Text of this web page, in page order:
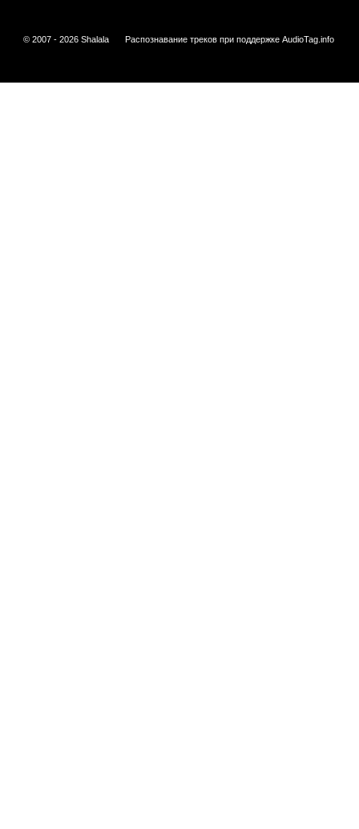
© 2007 - 2026 Shalala Распознавание треков при поддержке AudioTag.info